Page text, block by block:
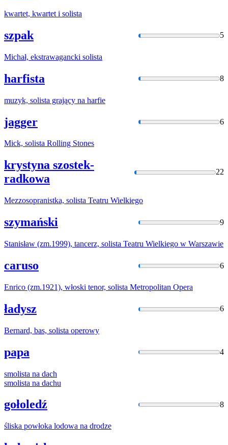
kwartet, kwartet i solista
szpak 5
Michał, ekstrawagancki solista
harfista 8
muzyk, solista grający na harfie
jagger 6
Mick, solista Rolling Stones
krystyna szostek-
radkowa
22
Mezzosopranistka, solista Teatru Wielkiego
szymański 9
Stanisław (zm.1999), tancerz, solista Teatru Wielkiego w Warszawie
caruso 6
Enrico (zm.1921), włoski tenor, solista Metropolitan Opera
ładysz 6
Bernard, bas, solista operowy
papa 4
smolista na dach
smolista na dachu
gołoledź 8
śliska powłoka lodowa na drodze